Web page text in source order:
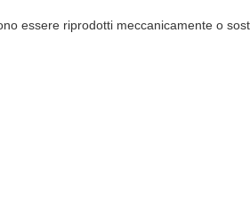
essere riprodotti meccanicamente o